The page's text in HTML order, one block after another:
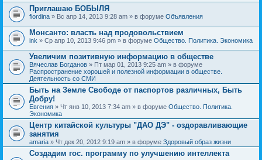
я
т
е
м
а
с
о
д
е
р
ж
и
т
о
п
р
о
с
.
о
ж
е
н
и
я
Приглашаю БОБЫЛЯ
fiordina » Вс апр 14, 2013 9:28 am » в форуме Объявления
Монсанто: власть над продовольствием
ink » Ср апр 10, 2013 9:46 pm » в форуме Общество. Политика. Экономика
Увеличим позитивную информацию в обществе
Вячеслав Богданов » Пт мар 01, 2013 9:25 am » в форуме
Распространение хорошей и полезной информации в обществе.
Деятельность со СМИ
Быть на Земле Свободе от паспортов различных, Быть
Добру!
Евгения » Чт янв 10, 2013 7:34 am » в форуме Общество. Политика.
Экономика
Центр китайской культуры "ДАО ДЭ" - оздоравливающие
занятия
amaria » Чт дек 20, 2012 9:19 am » в форуме Здоровый образ жизни
Создадим гос. программу по улучшению интеллекта